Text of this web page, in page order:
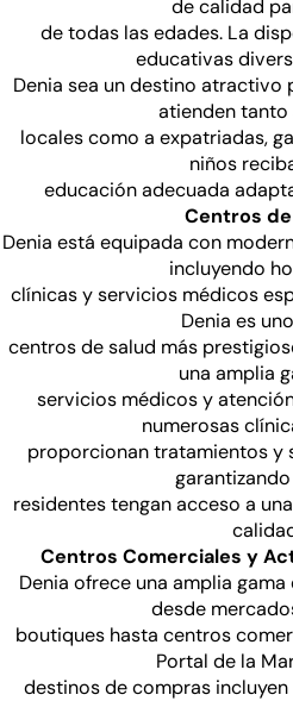
de calidad
de todas las edades. La
educativas
Denia sea un destino atractivo
atienden tanto
locales como a expatriadas,
niños
educación adecuada
Centros
Denia está equipada con
incluyendo
clínicas y servicios médicos
Denia es
centros de salud más
una amplia
servicios médicos y
numerosas
proporcionan tratamientos y
residentes tengan acceso a
Centros Comerciales y
Denia ofrece una amplia
desde
boutiques hasta centros
Portal de la
destinos de compras